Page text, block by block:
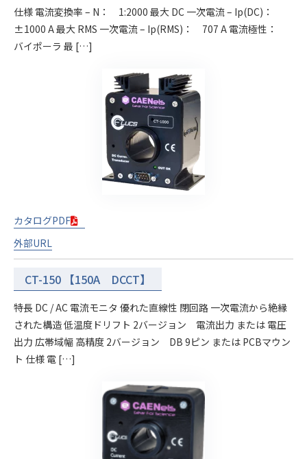
仕様 電流変換率 – N： 1:2000 最大 DC 一次電流 – Ip(DC)：
±1000 A 最大 RMS 一次電流 – Ip(RMS)： 707 A 電流極性：
バイポーラ 最 […]
カタログPDF
外部URL
CT-150 【150A DCCT】
特長 DC / AC 電流モニタ 優れた直線性 閉回路 一次電流から絶縁
された構造 低温度ドリフト 2バージョン 電流出力 または 電圧
出力 広帯域幅 高精度 2バージョン DB 9ピン または PCBマウン
ト 仕様 電 […]